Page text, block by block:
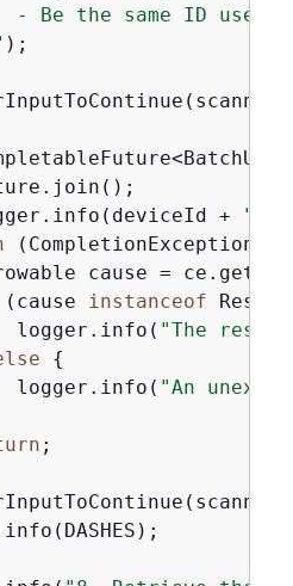
- Be the same ID used
);
+
"
(CompletionException
cause =
(cause instanceof
logger.info(
"The
{
logger.info(
"An
;